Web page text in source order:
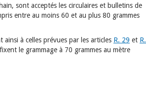
sont acceptés les circulaires et bulletins de
entre au moins 60 et au plus 80 grammes
ainsi à celles prévues par les articles R. 29 et R.
le grammage à 70 grammes au mètre